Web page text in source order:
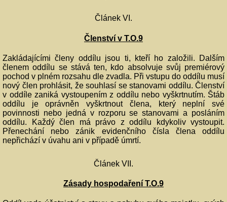
Článek VI.
Členství v T.O.9
Zakládajícími členy oddílu jsou ti, kteří ho založili. Dalším
členem oddílu se stává ten, kdo absolvuje svůj premiérový
pochod v plném rozsahu dle zvadla. Při vstupu do oddílu musí
nový člen prohlásit, že souhlasí se stanovami oddílu. Členství
v oddíle zaniká vystoupením z oddílu nebo vyškrtnutím. Štáb
oddílu je oprávněn vyškrtnout člena, který neplní své
povinnosti nebo jedná v rozporu se stanovami a posláním
oddílu. Každý člen má právo z oddílu kdykoliv vystoupit.
Přenechání nebo zánik evidenčního čísla člena oddílu
nepřichází v úvahu ani v případě úmrtí.
Článek VII.
Zásady hospodaření T.O.9